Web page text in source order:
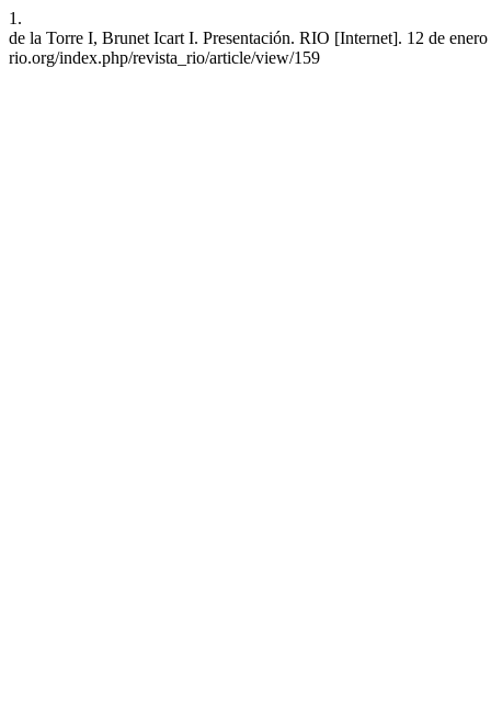
1.
de la Torre I, Brunet Icart I. Presentación. RIO [Internet]. 12 de
rio.org/index.php/revista_rio/article/view/159